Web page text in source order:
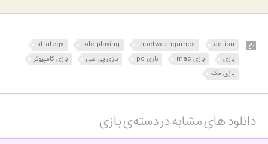
action
inbetweengames
role playing
strategy
بازی
بازی mac بازی pc بازی پی سی
بازی کامپیوتر
بازی مک
دانلود های مشابه در دسته‌ی‌ بازی‎